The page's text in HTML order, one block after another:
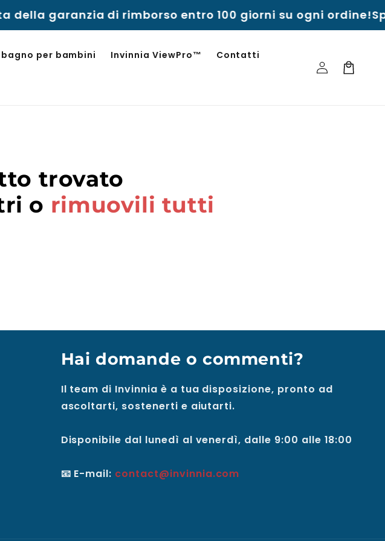
della garanzia di rimborso entro 100 giorni su ogni ordine!
per bambini Invinnia ViewPro™ Contatti
AccediCarrello
trovato
o rimuovili tutti
Hai domande o commenti?
Il team di Invinnia è a tua disposizione, pronto ad
ascoltarti, sostenerti e aiutarti.
Disponibile dal lunedì al venerdì, dalle 9:00 alle 18:00
📧 E-mail: contact@invinnia.com